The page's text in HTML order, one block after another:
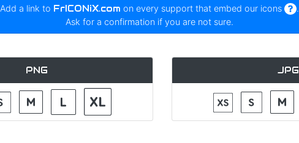
Add a link to FrICONiX.com on every support that embed our icons
.
Ask for a confirmation if you are not sure.
PNG JPG